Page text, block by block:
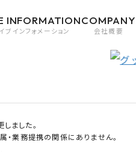
INFORMATION
ブインフォメーション
COMPANY
会社概要
ました。
・業務提携の関係にありません。